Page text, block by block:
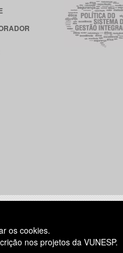
18h
os cookies.
nos projetos da VUNESP.